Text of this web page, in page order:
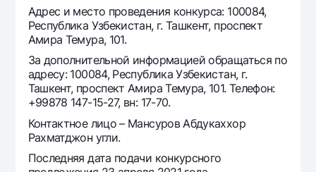
Часто задаваемые вопросы
Ищите по сайту
Найти
Полезные ссылки
Часто задаваемые вопросы
Пресс-центр
Адрес и место проведения конкурса: 100084,
Республика Узбекистан, г. Ташкент, проспект
Амира Темура, 101.
За дополнительной информацией обращаться по
адресу: 100084, Республика Узбекистан, г.
Ташкент, проспект Амира Темура, 101. Телефон:
+99878 147-15-27, вн: 17-70.
Контактное лицо – Мансуров Абдукаххор
Рахматджон угли.
Последняя дата подачи конкурсного